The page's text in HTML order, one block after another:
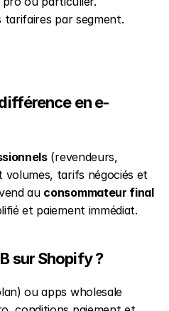
tarifaires par segment.
en e-
(revendeurs,
volumes, tarifs négociés et
au consommateur final
et paiement immédiat.
sur Shopify ?
ou apps wholesale